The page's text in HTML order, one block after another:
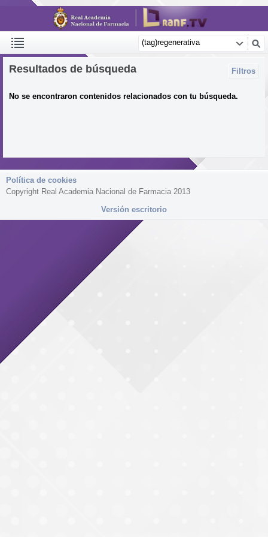
Filtros
Resultados de búsqueda
No se encontraron contenidos relacionados con tu búsqueda.
Política de cookies
Copyright Real Academia Nacional de Farmacia 2013
Versión escritorio